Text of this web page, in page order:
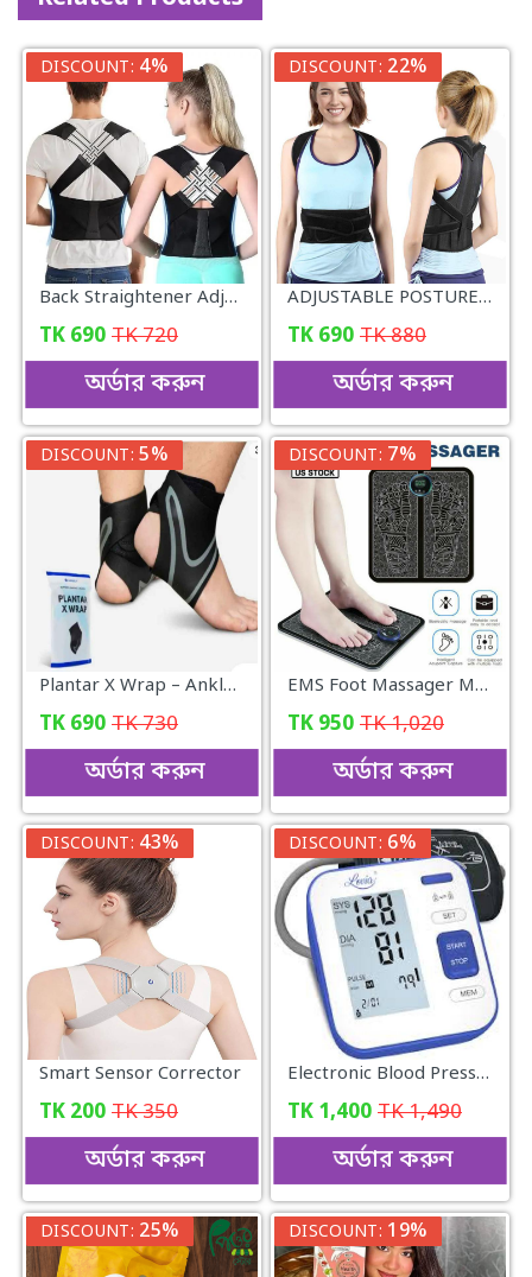
DISCOUNT: 4%
Back Straightener Adjustable Posture Belt
TK 690 TK720
অর্ডার করুন
DISCOUNT: 22%
ADJUSTABLE POSTURE ব্যাক সাপোর্ট (UNISEX)
TK 690 TK880
অর্ডার করুন
DISCOUNT: 5%
Plantar X Wrap – Ankle Support for Men & Women
TK 690 TK730
অর্ডার করুন
DISCOUNT: 7%
EMS Foot Massager Mat Electric Massage
TK 950 TK1,020
অর্ডার করুন
DISCOUNT: 43%
Smart Sensor Corrector
TK 200 TK350
অর্ডার করুন
DISCOUNT: 6%
Electronic Blood Pressure Monitor
TK 1,400 TK1,490
অর্ডার করুন
DISCOUNT: 25% DISCOUNT: 19%